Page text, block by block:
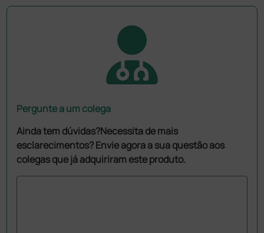
Pergunte a um colega
Ainda tem dúvidas?Necessita de mais
esclarecimentos? Envie agora a sua questão aos
colegas que já adquiriram este produto.